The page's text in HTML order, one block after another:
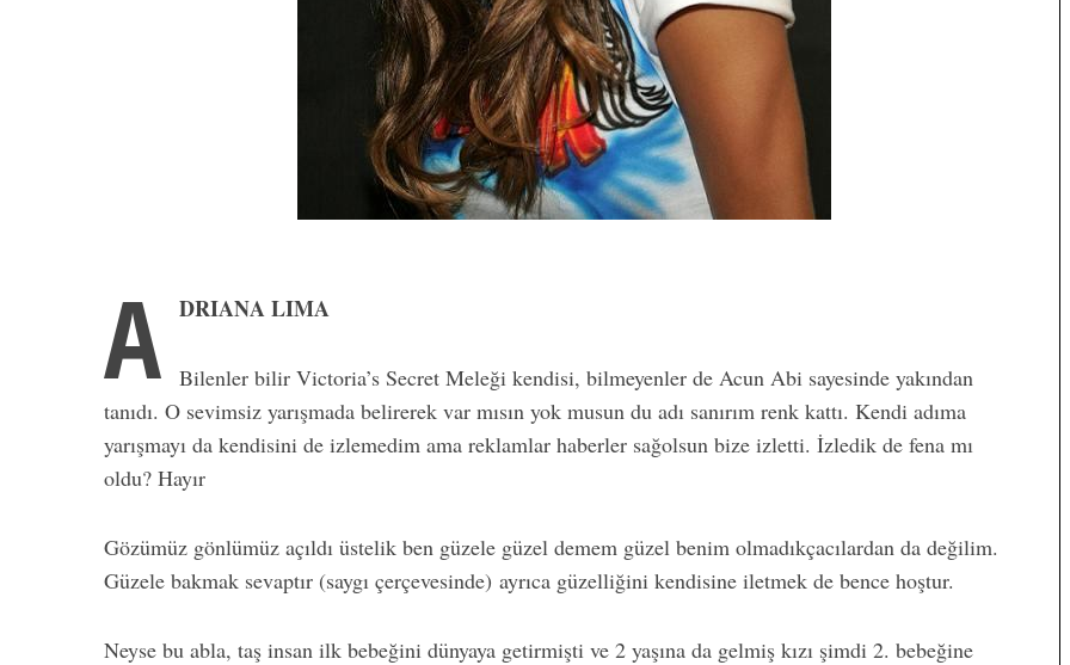
A DRIANA LIMA
Bilenler bilir Victoria’s Secret Meleği kendisi, bilmeyenler de Acun Abi sayesinde yakından
tanıdı. O sevimsiz yarışmada belirerek var mısın yok musun du adı sanırım renk kattı. Kendi adıma
yarışmayı da kendisini de izlemedim ama reklamlar haberler sağolsun bize izletti. İzledik de fena mı
oldu? Hayır
Gözümüz gönlümüz açıldı üstelik ben güzele güzel demem güzel benim olmadıkçacılardan da değilim.
Güzele bakmak sevaptır (saygı çerçevesinde) ayrıca güzelliğini kendisine iletmek de bence hoştur.
Neyse bu abla, taş insan ilk bebeğini dünyaya getirmişti ve 2 yaşına da gelmiş kızı şimdi 2. bebeğine